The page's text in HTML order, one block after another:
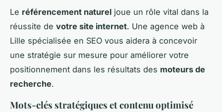
Le référencement naturel joue un rôle vital dans la
réussite de votre site internet. Une agence web à
Lille spécialisée en SEO vous aidera à concevoir
une stratégie sur mesure pour améliorer votre
positionnement dans les résultats des moteurs de
recherche.
Mots-clés stratégiques et contenu optimisé